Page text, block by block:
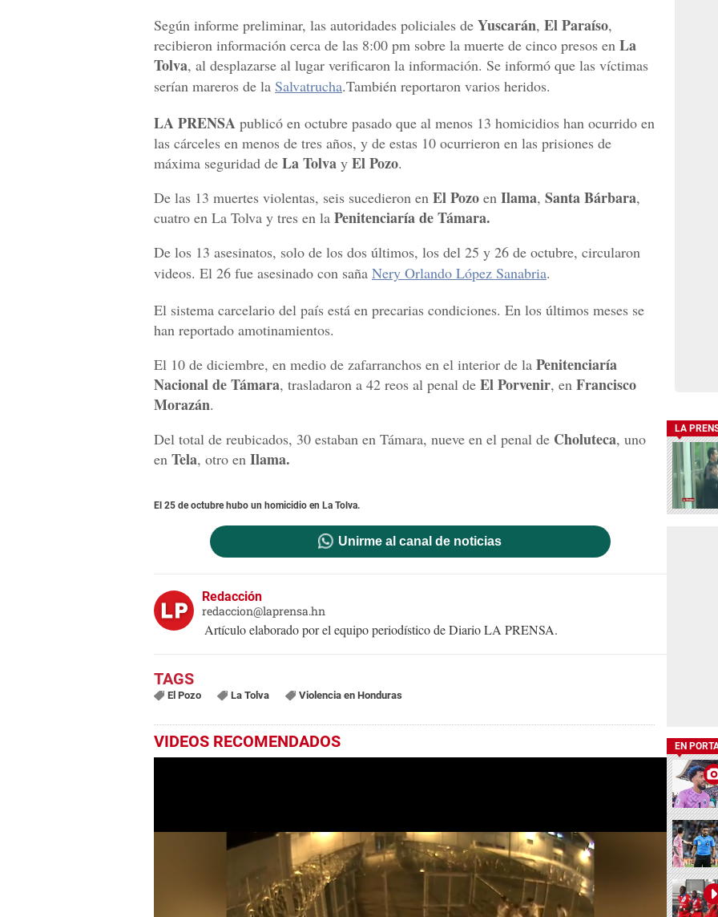
Según informe preliminar, las autoridades policiales de Yuscarán, El Paraíso,
recibieron información cerca de las 8:00 pm sobre la muerte de cinco presos en La
Tolva, al desplazarse al lugar verificaron la información. Se informó que las víctimas
serían mareros de la Salvatrucha.También reportaron varios heridos.
LA PRENSA publicó en octubre pasado que al menos 13 homicidios han ocurrido en
las cárceles en menos de tres años, y de estas 10 ocurrieron en las prisiones de
máxima seguridad de La Tolva y El Pozo.
De las 13 muertes violentas, seis sucedieron en El Pozo en Ilama, Santa Bárbara,
cuatro en La Tolva y tres en la Penitenciaría de Támara.
De los 13 asesinatos, solo de los dos últimos, los del 25 y 26 de octubre, circularon
videos. El 26 fue asesinado con saña Nery Orlando López Sanabria.
El sistema carcelario del país está en precarias condiciones. En los últimos meses se
han reportado amotinamientos.
El 10 de diciembre, en medio de zafarranchos en el interior de la Penitenciaría
Nacional de Támara, trasladaron a 42 reos al penal de El Porvenir, en Francisco
Morazán.
Del total de reubicados, 30 estaban en Támara, nueve en el penal de Choluteca, uno
en Tela, otro en Ilama.
El 25 de octubre hubo un homicidio en La Tolva.
Unirme al canal de noticias
Redacción
redaccion@laprensa.hn
Artículo elaborado por el equipo periodístico de Diario LA PRENSA.
El Pozo La Tolva Violencia en Honduras
VIDEOS RECOMENDADOS
LA
EN